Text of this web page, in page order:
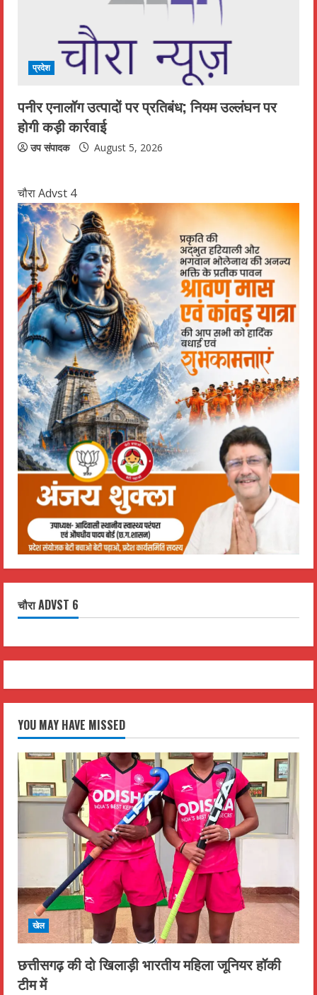
प्रदेश
पनीर एनालॉग उत्पादों पर प्रतिबंध; नियम उल्लंघन पर
होगी कड़ी कार्रवाई
उप संपादक August 5, 2026
चौरा Advst 4
चौरा ADVST 6
YOU MAY HAVE MISSED
खेल
छत्तीसगढ़ की दो खिलाड़ी भारतीय महिला जूनियर हॉकी
टीम में